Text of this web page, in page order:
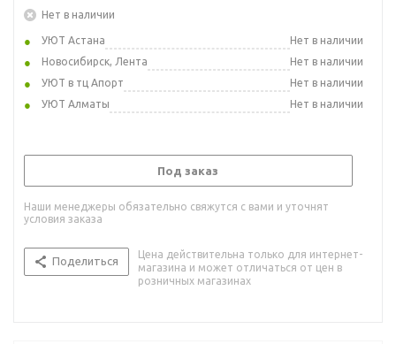
Нет в наличии
УЮТ Астана
Нет в наличии
Новосибирск, Лента
Нет в наличии
УЮТ в тц Апорт
Нет в наличии
УЮТ Алматы
Нет в наличии
Под заказ
Наши менеджеры обязательно свяжутся с вами и уточнят
условия заказа
Поделиться
Цена действительна только для интернет-
магазина и может отличаться от цен в
розничных магазинах